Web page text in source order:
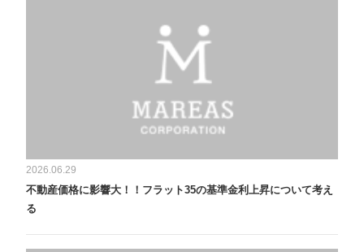
2026.06.29
不動産価格に影響大！！フラット35の基準金利上昇について考え
る